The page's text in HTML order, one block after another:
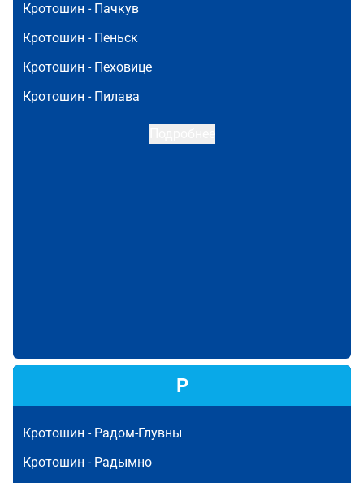
Кротошин - Пачкув
Кротошин - Пеньск
Кротошин - Пеховице
Кротошин - Пилава
Р
Кротошин - Радом-Глувны
Кротошин - Радымно